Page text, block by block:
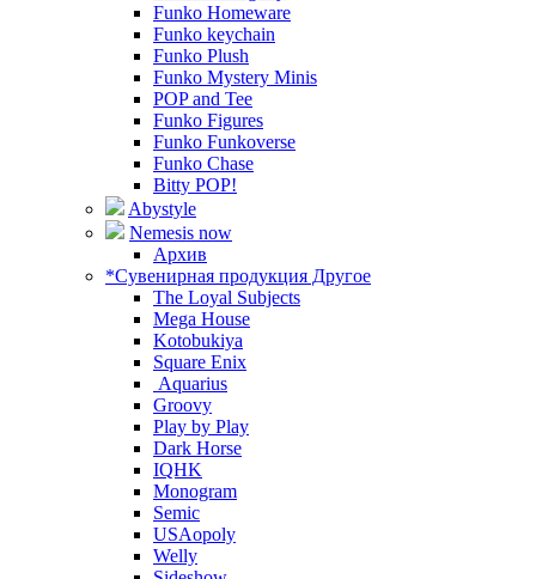
Funko Homeware
Funko keychain
Funko Plush
Funko Mystery Minis
POP and Tee
Funko Figures
Funko Funkoverse
Funko Chase
Bitty POP!
Abystyle
Nemesis now
Архив
*Сувенирная продукция Другое
The Loyal Subjects
Mega House
Kotobukiya
Square Enix
Aquarius
Groovy
Play by Play
Dark Horse
IQHK
Monogram
Semic
USAopoly
Welly